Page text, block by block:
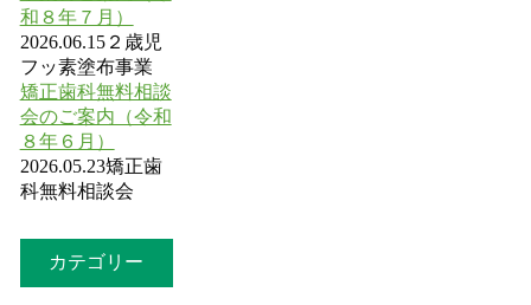
和８年７月）
2026.06.15２歳児
フッ素塗布事業
矯正歯科無料相談
会のご案内（令和
８年６月）
2026.05.23矯正歯
科無料相談会
カテゴリー